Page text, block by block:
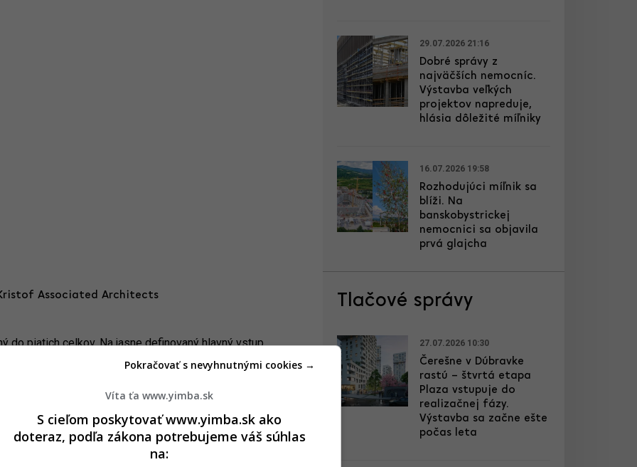
Associated Architects
do piatich celkov. Na jasne definovaný hlavný vstup
sa nachádza knižnica, oddychové zóny aj vstupy do
edukačná krajina. V tejto časti bola rovnako navrhnutá aj
terasu.
ktoré pomáhajú opticky zmenšiť mierku celého objektu a
aj v časti strechy, kde dopĺňa dodatkový
29.07.2026 21:16
Dobré správy z
najväčších nemocníc.
Výstavba veľkých
projektov napreduje,
hlásia dôležité míľniky
16.07.2026 19:58
Rozhodujúci míľnik sa
blíži. Na
banskobystrickej
nemocnici sa objavila
prvá glajcha
Tlačové správy
27.07.2026 10:30
Čerešne v Dúbravke
rastú – štvrtá etapa
Plaza vstupuje do
realizačnej fázy.
Výstavba sa začne ešte
počas leta
Víta ťa www.yimba.sk
S cieľom poskytovať www.yimba.sk ako
doteraz, podľa zákona potrebujeme váš súhlas
na:
Pokračovať s nevyhnutnými cookies →